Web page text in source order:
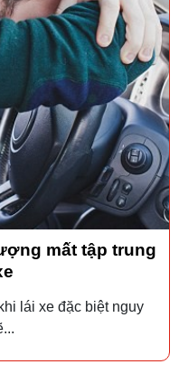
mất tập trung
lái xe đặc biệt nguy